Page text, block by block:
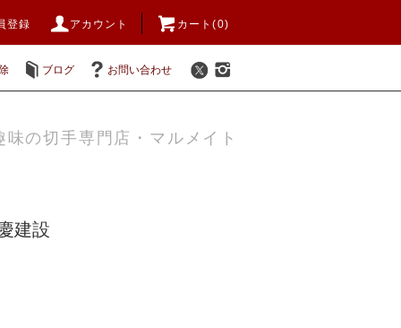
登録 アカウント カート(0)
ブログ お問い合わせ
味の切手専門店・マルメイト
建設